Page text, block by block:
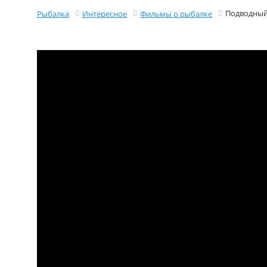
Рыбалка Интересное Фильмы о рыбалке